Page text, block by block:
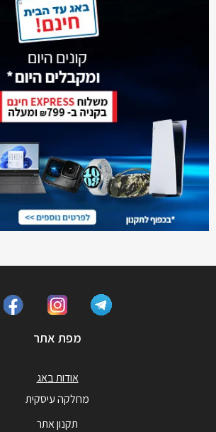
מפת אתר
אודות באג
מחלקה עיסקית
תקנון אתר